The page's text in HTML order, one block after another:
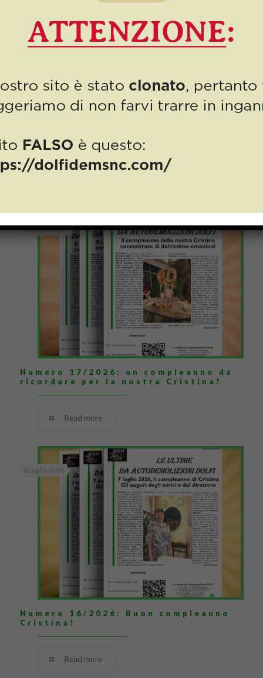
13 Luglio 2026
Numero 17/2026: un compleanno da
ricordare per la nostra Cristina!
Read more
6 Luglio 2026
Numero 16/2026: Buon compleanno
Cristina!
Read more